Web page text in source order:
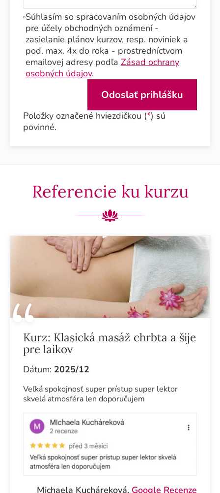
Súhlasím so spracovaním osobných údajov
pre účely obchodných oznámení -
zasielanie plánov kurzov, resp. noviniek a
pod. max. 4x do roka - prostredníctvom
emailovej adresy podľa Zásad ochrany
osobných údajov.
Položky označené hviezdičkou (*) sú
povinné.
Referencie ku kurzu
Kurz: Klasická masáž chrbta a šije
pre laikov
Dátum: 2025/12
Veľká spokojnosť super prístup super lektor
skvelá atmosféra len doporučujem
Michaela Kucháreková, Google Recenze